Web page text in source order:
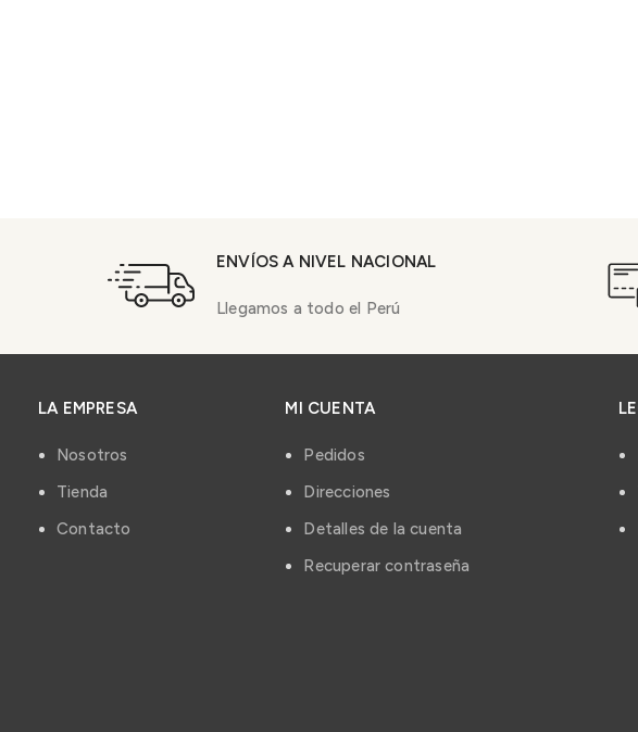
ENVÍOS A NIVEL NACIONAL
Llegamos a todo el Perú
LA EMPRESA
Nosotros
Tienda
Contacto
MI CUENTA
Pedidos
Direcciones
Detalles de la cuenta
Recuperar contraseña